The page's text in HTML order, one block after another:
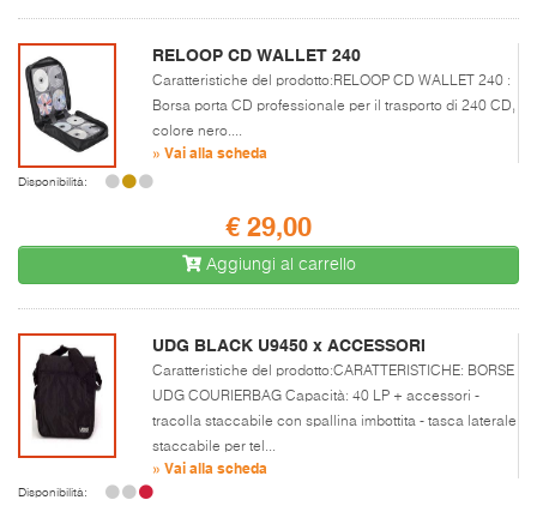
RELOOP CD WALLET 240
Caratteristiche del prodotto:RELOOP CD WALLET 240 :
Borsa porta CD professionale per il trasporto di 240 CD,
colore nero....
» Vai alla scheda
Disponibilità:
€ 29,00
Aggiungi al carrello
UDG BLACK U9450 x ACCESSORI
Caratteristiche del prodotto:CARATTERISTICHE: BORSE
UDG COURIERBAG Capacità: 40 LP + accessori -
tracolla staccabile con spallina imbottita - tasca laterale
staccabile per tel...
» Vai alla scheda
Disponibilità: